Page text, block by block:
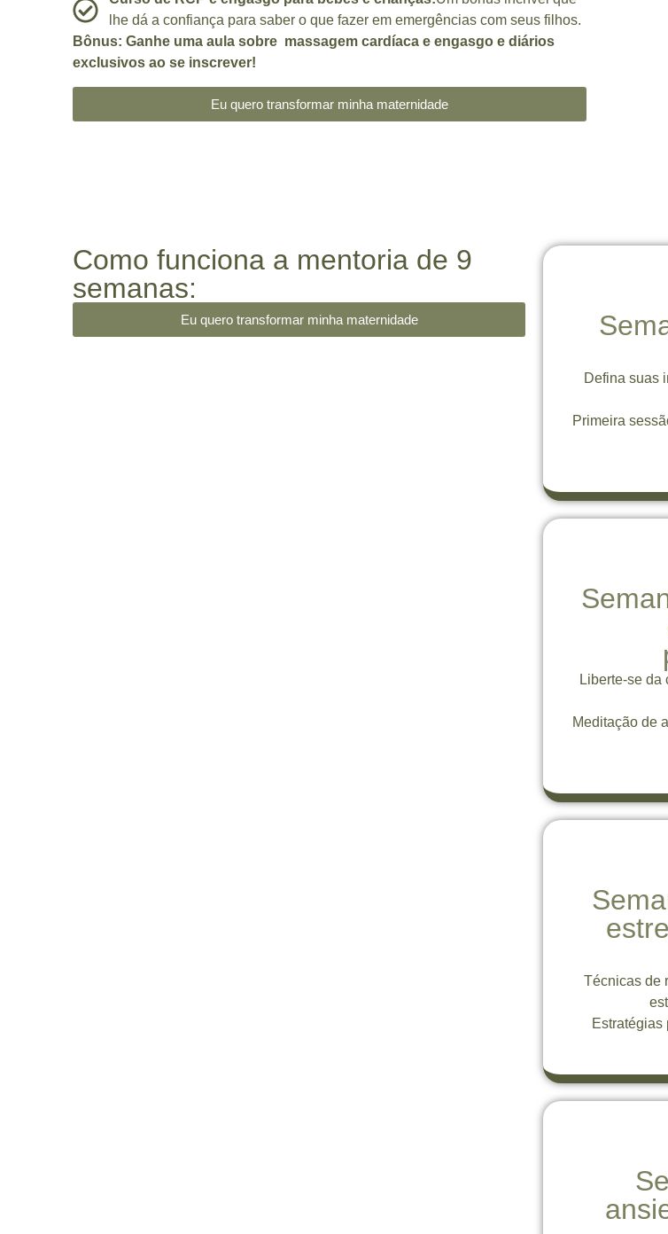
lhe dá a confiança para saber o que fazer em emergências com seus filhos.
Bônus: Ganhe uma aula sobre massagem cardíaca e engasgo e diários
exclusivos ao se inscrever!
Eu quero transformar minha maternidade
Como funciona a mentoria de 9
semanas:
Eu quero transformar minha maternidade
Defina suas
Primeira
Liberte-se da
Meditação de
Técnicas de
Estratégias